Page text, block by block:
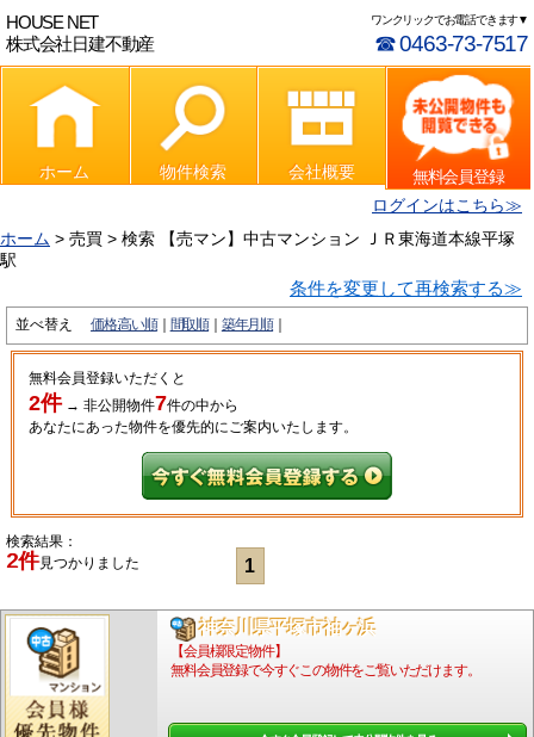
HOUSE NET
株式会社日建不動産
ワンクリックでお電話できます▼
☎ 0463-73-7517
ホーム 物件検索 会社概要
無料会員登録
ログインはこちら≫
ホーム > 売買 > 検索 【売マン】中古マンション ＪＲ東海道本線平塚
駅
条件を変更して再検索する≫
並べ替え 価格:高い順 間取順 築年月順
無料会員登録いただくと
2件→ 非公開物件7件の中から
あなたにあった物件を優先的にご案内いたします。
検索結果：
2件見つかりました 1
神奈川県平塚市袖ヶ浜
【会員様限定物件】
無料会員登録で今すぐこの物件をご覧いただけます。